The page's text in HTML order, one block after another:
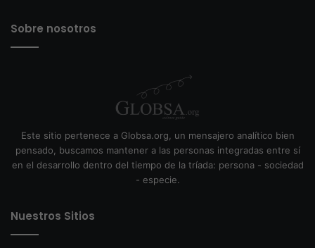
Sobre nosotros
Este sitio pertenece a Globsa.org, un mensajero analítico bien
pensado, buscamos mantener a las personas integradas entre sí
en el desarrollo dentro del tiempo de la tríada: persona - sociedad
- especie.
Nuestros Sitios